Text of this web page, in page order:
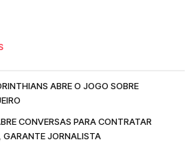
ABRE O JOGO SOBRE
CONVERSAS PARA CONTRATAR
GARANTE JORNALISTA